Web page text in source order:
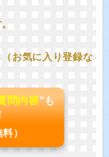
お気に入り登録な
問内容"も
料）